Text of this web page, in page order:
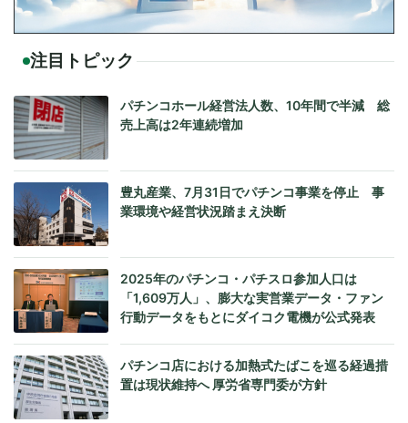
注目トピック
パチンコホール経営法人数、10年間で半減 総
売上高は2年連続増加
豊丸産業、7月31日でパチンコ事業を停止 事
業環境や経営状況踏まえ決断
2025年のパチンコ・パチスロ参加人口は
「1,609万人」、膨大な実営業データ・ファン
行動データをもとにダイコク電機が公式発表
パチンコ店における加熱式たばこを巡る経過措
置は現状維持へ 厚労省専門委が方針